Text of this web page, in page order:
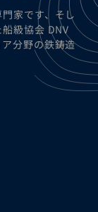
家です、そし
級協会 DNV
分野の鉄鋳造